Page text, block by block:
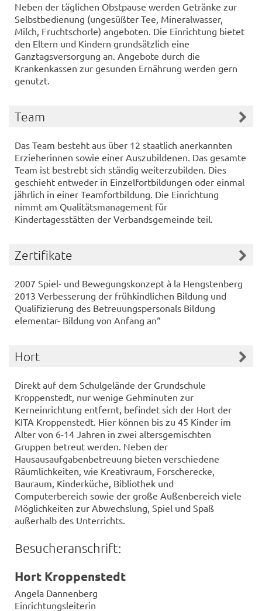
Neben der täglichen Obstpause werden Getränke zur
Selbstbedienung (ungesüßter Tee, Mineralwasser,
Milch, Fruchtschorle) angeboten. Die Einrichtung bietet
den Eltern und Kindern grundsätzlich eine
Ganztagsversorgung an. Angebote durch die
Krankenkassen zur gesunden Ernährung werden gern
genutzt.
Team
Das Team besteht aus über 12 staatlich anerkannten
Erzieherinnen sowie einer Auszubildenen. Das gesamte
Team ist bestrebt sich ständig weiterzubilden. Dies
geschieht entweder in Einzelfortbildungen oder einmal
jährlich in einer Teamfortbildung. Die Einrichtung
nimmt am Qualitätsmanagement für
Kindertagesstätten der Verbandsgemeinde teil.
Zertifikate
2007 Spiel- und Bewegungskonzept à la Hengstenberg
2013 Verbesserung der frühkindlichen Bildung und
Qualifizierung des Betreuungspersonals Bildung
elementar- Bildung von Anfang an“
Hort
Direkt auf dem Schulgelände der Grundschule
Kroppenstedt, nur wenige Gehminuten zur
Kerneinrichtung entfernt, befindet sich der Hort der
KITA Kroppenstedt. Hier können bis zu 45 Kinder im
Alter von 6-14 Jahren in zwei altersgemischten
Gruppen betreut werden. Neben der
Hausausaufgabenbetreuung bieten verschiedene
Räumlichkeiten, wie Kreativraum, Forscherecke,
Bauraum, Kinderküche, Bibliothek und
Computerbereich sowie der große Außenbereich viele
Möglichkeiten zur Abwechslung, Spiel und Spaß
außerhalb des Unterrichts.
Besucheranschrift:
Hort Kroppenstedt
Angela Dannenberg
Einrichtungsleiterin